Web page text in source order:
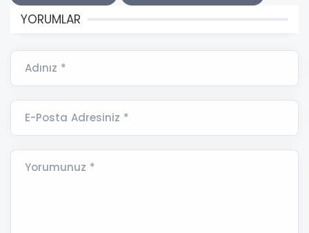
YORUMLAR
Adınız *
E-Posta Adresiniz *
Yorumunuz *